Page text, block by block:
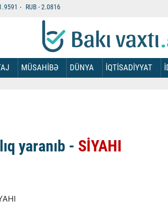
RUB -2.0816
MÜSAHİBƏ DÜNYA İQTİSADİYYAT
yaranıb - SİYAHI